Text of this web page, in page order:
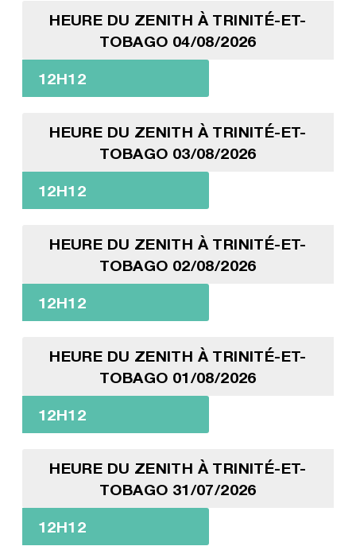
HEURE DU ZENITH À TRINITÉ-ET-
TOBAGO 04/08/2026
12H12
HEURE DU ZENITH À TRINITÉ-ET-
TOBAGO 03/08/2026
12H12
HEURE DU ZENITH À TRINITÉ-ET-
TOBAGO 02/08/2026
12H12
HEURE DU ZENITH À TRINITÉ-ET-
TOBAGO 01/08/2026
12H12
HEURE DU ZENITH À TRINITÉ-ET-
TOBAGO 31/07/2026
12H12